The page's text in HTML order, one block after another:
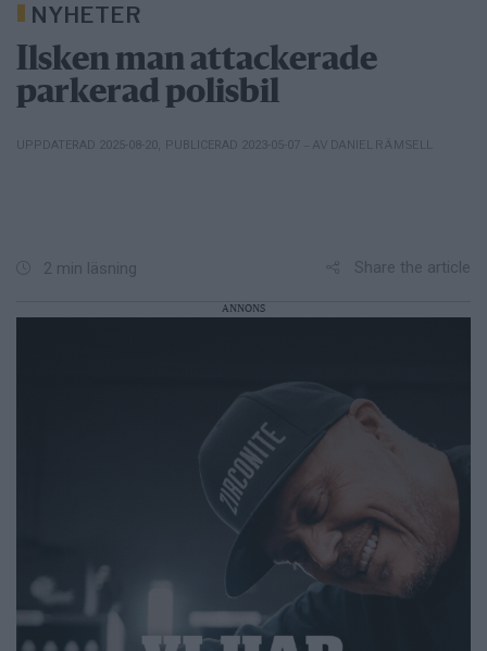
NYHETER
Ilsken man attackerade
parkerad polisbil
UPPDATERAD 2025-08-20 PUBLICERAD 2023-05-07 – AV DANIEL RÄMSELL
2 min läsning Share the article
ANNONS